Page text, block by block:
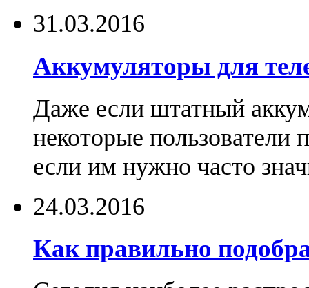
31.03.2016
Аккумуляторы для
Даже если штатный
некоторые пользователи
если им нужно часто
24.03.2016
Как правильно